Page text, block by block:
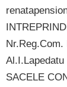
Nr.Reg.Com.
SACELE